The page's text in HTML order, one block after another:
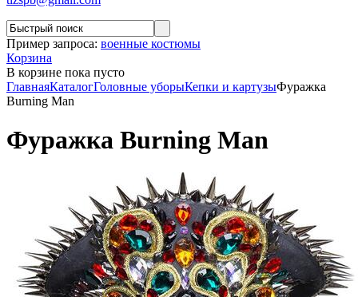
Пример запроса: военные костюмы
Корзина
В корзине пока пусто
ГлавнаяКаталогГоловные уборыКепки и картузыФуражка
Burning Man
Фуражка Burning Man